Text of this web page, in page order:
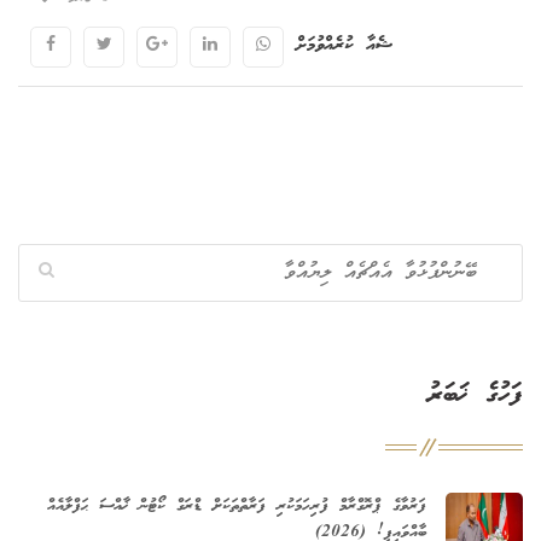
ޝެއާ ކުރެއްވުމަށް
ފަހުގެ ޚަބަރު
ފަރުވާގެ ޕްރޮގްރާމް ފުރިހަމަކުރި ފަރާތްތަކަށް ޑްރަގް ކޯޓުން ޚާއްސަ ޙަފްލާއެއް
ބާއްވައިފި! (2026)